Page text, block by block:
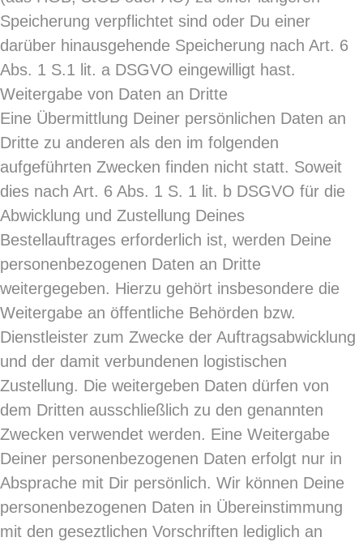
Speicherung verpflichtet sind oder Du einer
darüber hinausgehende Speicherung nach Art. 6
Abs. 1 S.1 lit. a DSGVO eingewilligt hast.
Weitergabe von Daten an Dritte
Eine Übermittlung Deiner persönlichen Daten an
Dritte zu anderen als den im folgenden
aufgeführten Zwecken finden nicht statt. Soweit
dies nach Art. 6 Abs. 1 S. 1 lit. b DSGVO für die
Abwicklung und Zustellung Deines
Bestellauftrages erforderlich ist, werden Deine
personenbezogenen Daten an Dritte
weitergegeben. Hierzu gehört insbesondere die
Weitergabe an öffentliche Behörden bzw.
Dienstleister zum Zwecke der Auftragsabwicklung
und der damit verbundenen logistischen
Zustellung. Die weitergeben Daten dürfen von
dem Dritten ausschließlich zu den genannten
Zwecken verwendet werden. Eine Weitergabe
Deiner personenbezogenen Daten erfolgt nur in
Absprache mit Dir persönlich. Wir können Deine
personenbezogenen Daten in Übereinstimmung
mit den geseztlichen Vorschriften lediglich an